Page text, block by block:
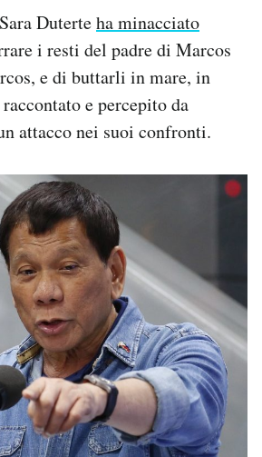
Duterteha minacciato
i resti del padre di Marcos
e di buttarli in mare, in
e percepito da
attacco nei suoi confronti.